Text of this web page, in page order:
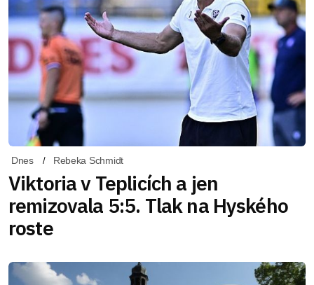
Dnes Rebeka Schmidt
Viktoria v Teplicích a jen
remizovala 5:5. Tlak na Hyského
roste